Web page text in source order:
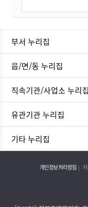
부서 누리집
읍/면/동 누리집
직속기관/사업소 누리집
유관기관 누리집
기타 누리집
개인정보처리방침